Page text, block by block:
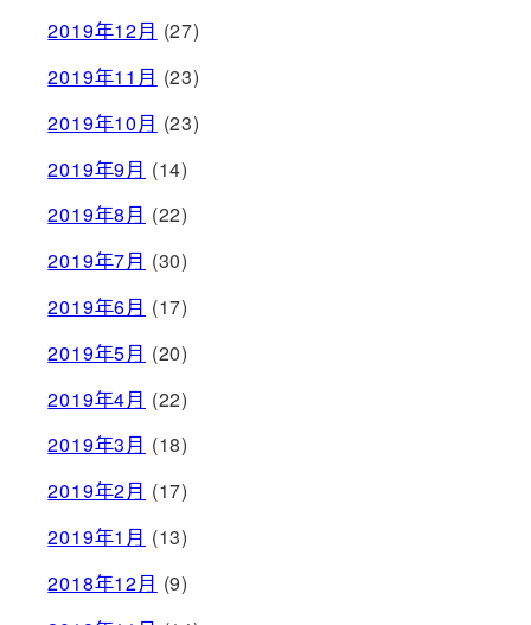
2019年12月 (27)
2019年11月 (23)
2019年10月 (23)
2019年9月 (14)
2019年8月 (22)
2019年7月 (30)
2019年6月 (17)
2019年5月 (20)
2019年4月 (22)
2019年3月 (18)
2019年2月 (17)
2019年1月 (13)
2018年12月 (9)